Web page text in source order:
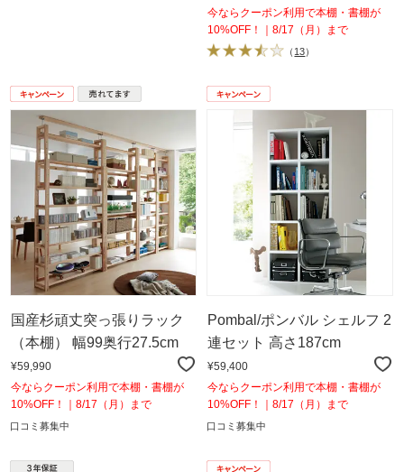
今ならクーポン利用で本棚・書棚が
10%OFF！｜8/17（月）まで
（ 13）
国産杉頑丈突っ張りラック
（本棚） 幅99奥行27.5cm
¥59,990
今ならクーポン利用で本棚・書棚が
10%OFF！｜8/17（月）まで
口コミ募集中
Pombal/ポンバル シェルフ 2
連セット 高さ187cm
¥59,400
今ならクーポン利用で本棚・書棚が
10%OFF！｜8/17（月）まで
口コミ募集中